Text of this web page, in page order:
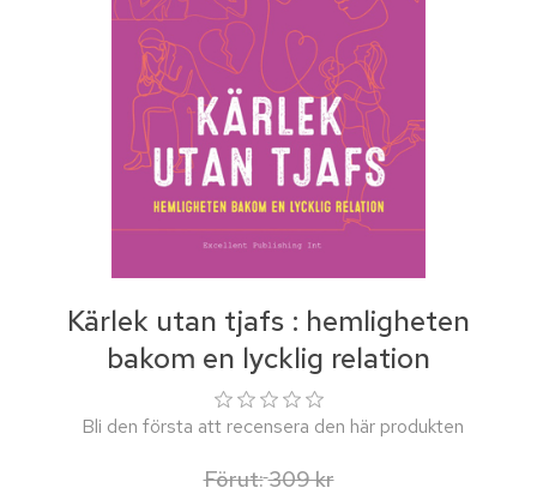
Kärlek utan tjafs : hemligheten
bakom en lycklig relation
Bli den första att recensera den här produkten
Förut:309 kr